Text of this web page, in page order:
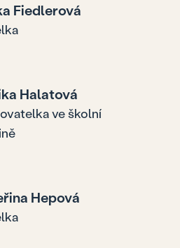
Fiedlerová
Halatová
ve školní
Hepová